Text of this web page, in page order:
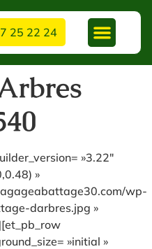
25 22 24
»3.22″
»
wp-
darbres.jpg »
»initial »